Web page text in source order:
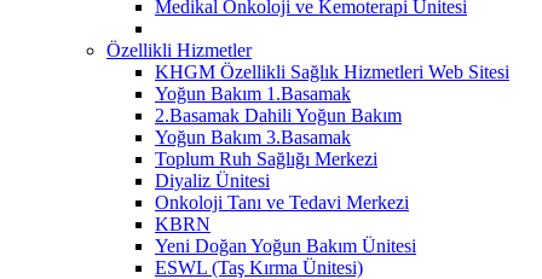
Medikal Onkoloji ve Kemoterapi Ünitesi
Özellikli Hizmetler
KHGM Özellikli Sağlık Hizmetleri Web Sitesi
Yoğun Bakım 1.Basamak
2.Basamak Dahili Yoğun Bakım
Yoğun Bakım 3.Basamak
Toplum Ruh Sağlığı Merkezi
Diyaliz Ünitesi
Onkoloji Tanı ve Tedavi Merkezi
KBRN
Yeni Doğan Yoğun Bakım Ünitesi
ESWL (Taş Kırma Ünitesi)